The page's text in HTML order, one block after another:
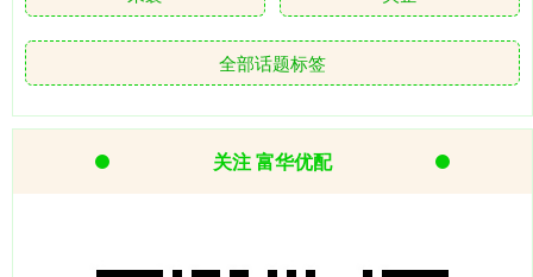
全部话题标签
关注 富华优配